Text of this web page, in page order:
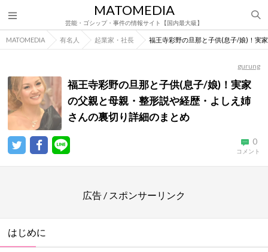
MATOMEDIA
芸能・ゴシップ・事件の情報サイト【国内最大級】
MATOMEDIA 有名人 起業家・社長 福王寺彩野の旦那と子供(息子/娘)！実
gurung
福王寺彩野の旦那と子供(息子/娘)！実家
の父親と母親・整形説や経歴・よしえ姉
さんの裏切り詳細のまとめ
0
コメント
広告 / スポンサーリンク
はじめに